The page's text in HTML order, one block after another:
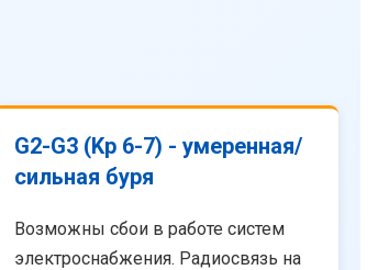
G2-G3 (Kp 6-7) - умеренная/
сильная буря
Возможны сбои в работе систем
электроснабжения. Радиосвязь на